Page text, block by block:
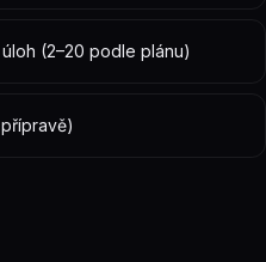
(2–20 podle plánu)